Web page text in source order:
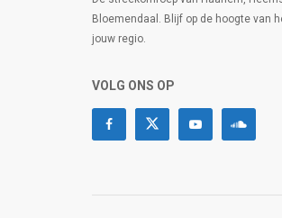
Bloemendaal. Blijf op de hoogte van
jouw regio.
VOLG ONS OP